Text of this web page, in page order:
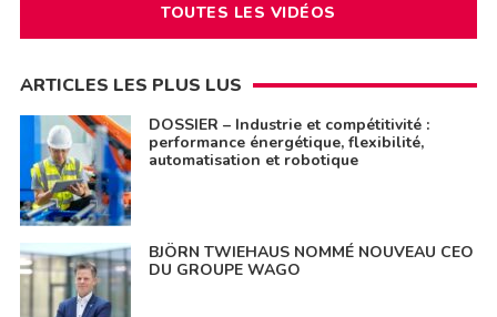
TOUTES LES VIDÉOS
ARTICLES LES PLUS LUS
DOSSIER – Industrie et compétitivité :
performance énergétique, flexibilité,
automatisation et robotique
BJÖRN TWIEHAUS NOMMÉ NOUVEAU CEO
DU GROUPE WAGO